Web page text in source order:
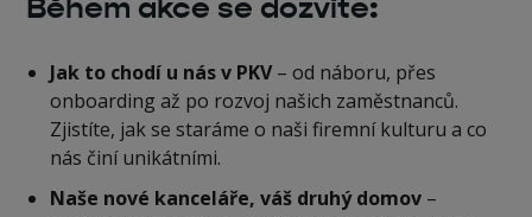
Během akce se dozvíte:
Jak to chodí u nás v PKV– od náboru, přes
onboarding až po rozvoj našich zaměstnanců.
Zjistíte, jak se staráme o naši firemní kulturu a co
nás činí unikátními.
Naše nové kanceláře, váš druhý domov –